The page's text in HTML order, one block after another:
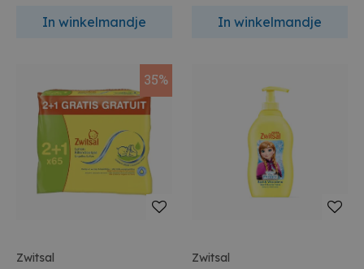
In winkelmandje In winkelmandje
35%
Zwitsal Zwitsal